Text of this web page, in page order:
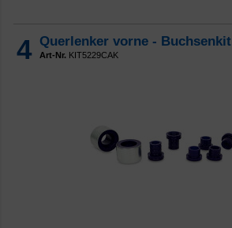
4 Querlenker vorne - Buchsenkit
Art-Nr. KIT5229CAK